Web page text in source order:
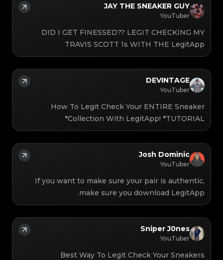
JAY THE SNEAKER GUY
YouTuber
DID I GET FINESSED?? LEGIT CHECKING MY
TRAVIS SCOTT 1s WITH THE LegitApp
DEVINTAGE
YouTuber
How To Legit Check Your ENTIRE Sneaker
Collection With LegitApp! *TUTORIAL*
Josh Dominic
YouTuber
If you want to make sure your pair is authentic,
make sure you download LegitApp.
Sniper J0nes
YouTuber
Best Way To Legit Check Your Sneakers